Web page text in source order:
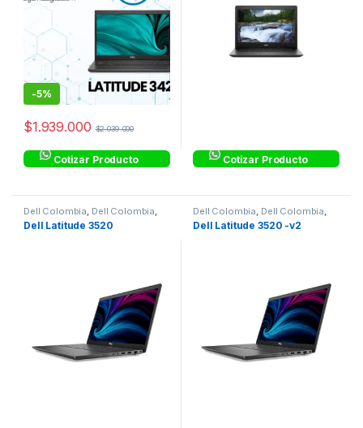
-5%
$1.939.000 $2.039.000
Cotizar Producto Cotizar Producto
Dell Colombia Dell Colombia
Dell Latitude Corporativos
Laptops & Computers
Dell Latitude 3520
Dell Colombia Dell Colombia
Dell Latitude Corporativos
Laptops & Computers
Dell Latitude 3520 -v2